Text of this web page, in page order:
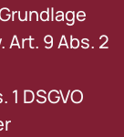
Art. 9 Abs. 2
DSGVO